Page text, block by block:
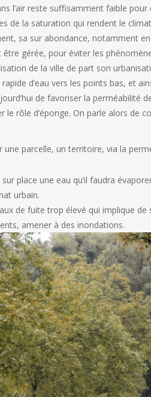
l’air reste suffisamment faible pour
de la saturation qui rendent le
sa sur abondance, notamment
être gérée, pour éviter les
de la ville de part son
d’eau vers les points bas, et
de favoriser la perméabilité
le rôle d’éponge. On parle alors de
une parcelle, un territoire, via la
place une eau qu’il faudra
urbain.
de fuite trop élevé qui implique de
amener à des inondations.